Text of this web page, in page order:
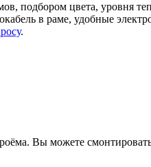
подбором цвета, уровня
в раме, удобные
.
Вы можете смонтировать